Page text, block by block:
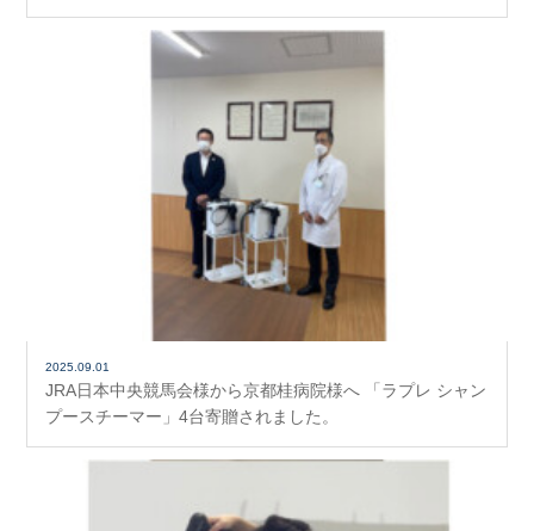
2025.09.01
JRA日本中央競馬会様から京都桂病院様へ 「ラプレ シャン
プースチーマー」4台寄贈されました。